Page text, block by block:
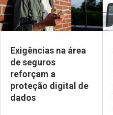
Exigências na área
de seguros
reforçam a
proteção digital de
dados